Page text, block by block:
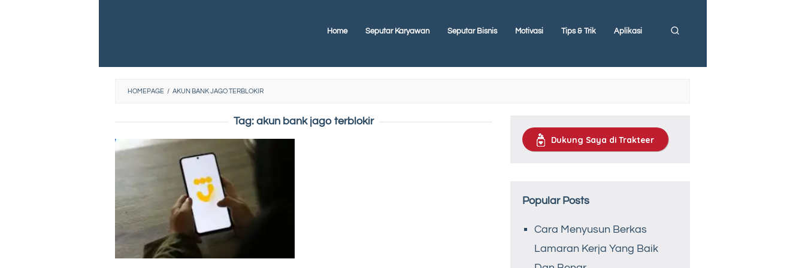
Home Seputar Karyawan Seputar Bisnis Motivasi Tips & Trik Aplikasi
HOMEPAGE / AKUN BANK JAGO TERBLOKIR
Tag: akun bank jago terblokir
Dukung Saya di Trakteer
Popular Posts
Cara Menyusun Berkas
Lamaran Kerja Yang Baik